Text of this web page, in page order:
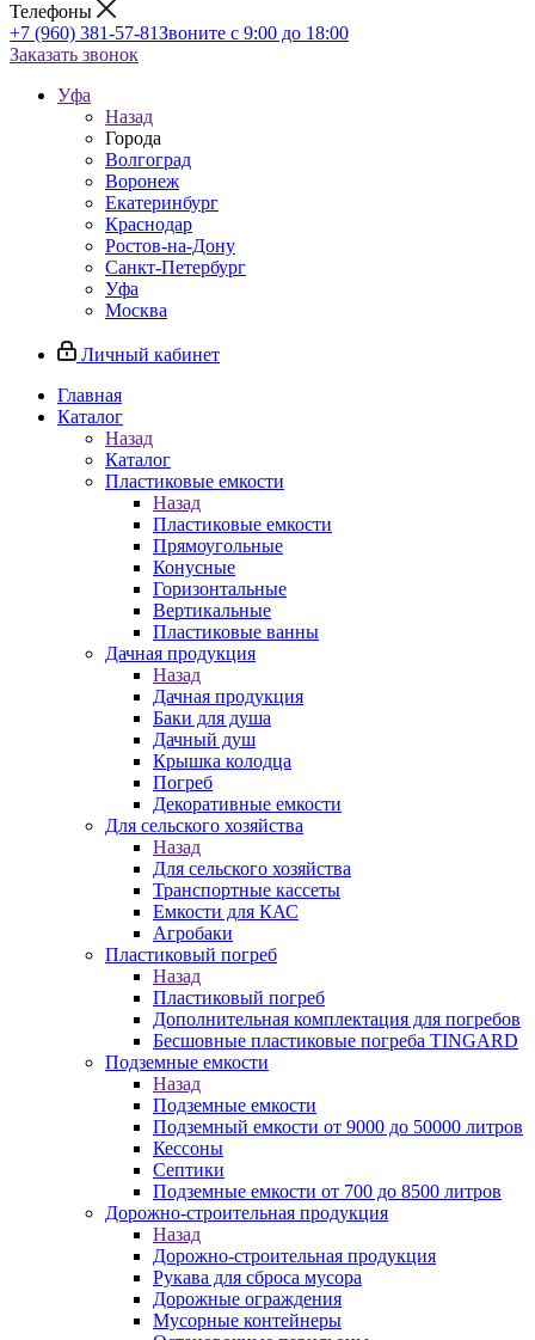
Телефоны
+7 (960) 381-57-81Звоните с 9:00 до 18:00
Заказать звонок
Уфа
Назад
Города
Волгоград
Воронеж
Екатеринбург
Краснодар
Ростов-на-Дону
Санкт-Петербург
Уфа
Москва
Личный кабинет
Главная
Каталог
Назад
Каталог
Пластиковые емкости
Назад
Пластиковые емкости
Прямоугольные
Конусные
Горизонтальные
Вертикальные
Пластиковые ванны
Дачная продукция
Назад
Дачная продукция
Баки для душа
Дачный душ
Крышка колодца
Погреб
Декоративные емкости
Для сельского хозяйства
Назад
Для сельского хозяйства
Транспортные кассеты
Емкости для КАС
Агробаки
Пластиковый погреб
Назад
Пластиковый погреб
Дополнительная комплектация для погребов
Бесшовные пластиковые погреба TINGARD
Подземные емкости
Назад
Подземные емкости
Подземный емкости от 9000 до 50000 литров
Кессоны
Септики
Подземные емкости от 700 до 8500 литров
Дорожно-строительная продукция
Назад
Дорожно-строительная продукция
Рукава для сброса мусора
Дорожные ограждения
Мусорные контейнеры